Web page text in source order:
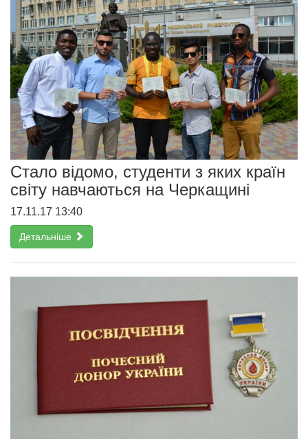
Стало відомо, студенти з яких країн
світу навчаються на Черкащині
17.11.17 13:40
Детальніше